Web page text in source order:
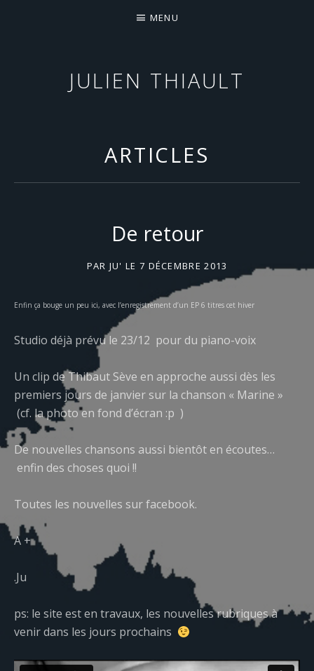
JULIEN THIAULT
MENU
ARTICLES
De retour
PAR JU' LE 7 DÉCEMBRE 2013
Enfin ça bouge un peu ici, avec l’enregistrement d’un EP 6 titres cet hiver
Studio déjà prévu le 23/12 pour du piano-voix
Un clip de Thibaut Sève en approche aussi dès les
premiers jours de janvier sur la chanson « Marine »
(cf. la photo en fond d’écran :p )
De nouvelles chansons aussi bientôt en écoutes…
enfin des choses quoi !!
Toutes les nouvelles sur facebook.
A +
.Ju
ps: le site est en travaux, les nouvelles rubriques à
venir dans les jours prochains